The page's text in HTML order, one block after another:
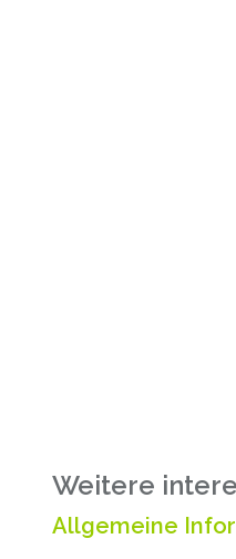
Weitere
Allgemeine